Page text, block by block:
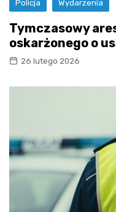
Policja Wydarzenia
Tymczasowy
oskarżonego o
26 lutego 2026